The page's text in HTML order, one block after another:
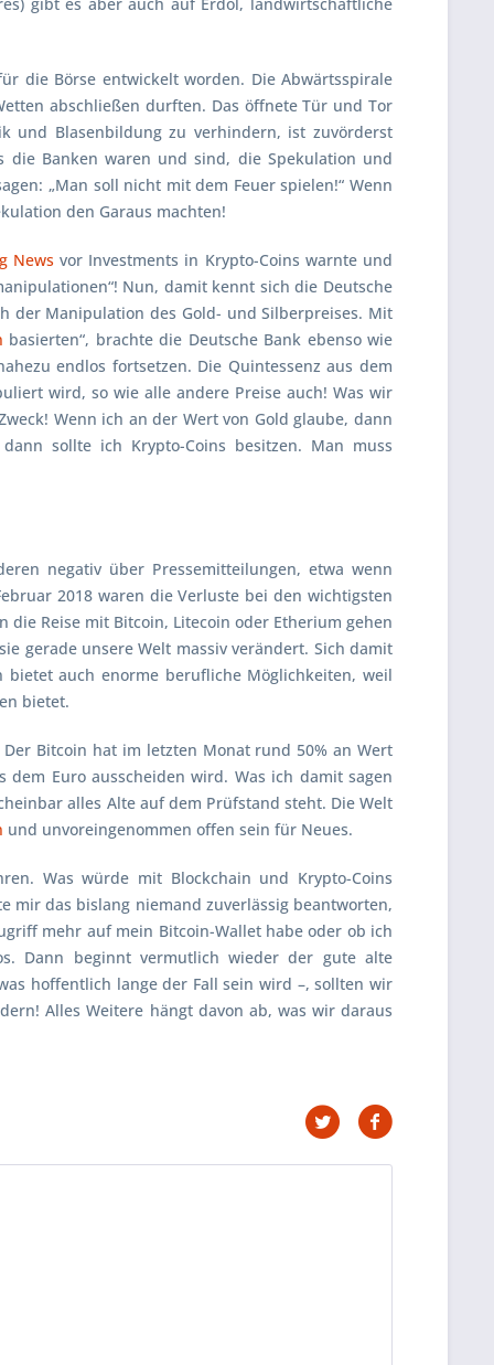
die Börse entwickelt worden. Die Abwärtsspirale
abschließen durften. Das öffnete Tür und Tor
und Blasenbildung zu verhindern, ist zuvörderst
Banken waren und sind, die Spekulation und
„Man soll nicht mit dem Feuer spielen!“Wenn
den Garaus machten!
Newsvor Investments in Krypto-Coins warnte und
Nun, damit kennt sich die Deutsche
der Manipulation des Gold- und Silberpreises. Mit
basierten“, brachte die Deutsche Bank ebenso wie
endlos fortsetzen. Die Quintessenz aus dem
wird, so wie alle andere Preise auch! Was wir
Wenn ich an der Wert von Gold glaube, dann
sollte ich Krypto-Coins besitzen. Man muss
negativ über Pressemitteilungen, etwa wenn
2018 waren die Verluste bei den wichtigsten
die Reise mit Bitcoin, Litecoin oder Etherium gehen
gerade unsere Welt massiv verändert. Sich damit
auch enorme berufliche Möglichkeiten, weil
bietet.
Bitcoin hat im letzten Monat rund 50% an Wert
Euro ausscheiden wird. Was ich damit sagen
alles Alte auf dem Prüfstand steht. Die Welt
und unvoreingenommen offen sein für Neues.
Was würde mit Blockchain und Krypto-Coins
mir das bislang niemand zuverlässig beantworten,
mehr auf mein Bitcoin-Wallet habe oder ob ich
Dann beginnt vermutlich wieder der gute alte
hoffentlich lange der Fall sein wird –, sollten wir
Alles Weitere hängt davon ab, was wir daraus